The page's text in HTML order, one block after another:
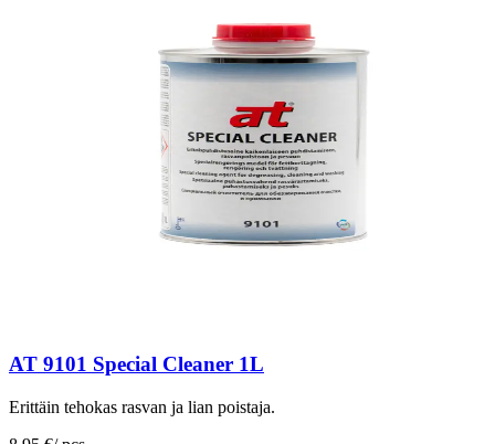
AT 9101 Special Cleaner 1L
Erittäin tehokas rasvan ja lian poistaja.